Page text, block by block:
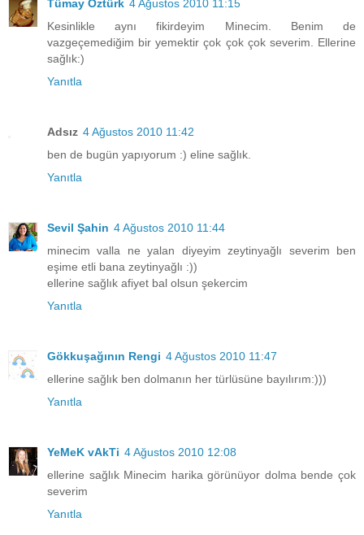
Tümay Öztürk 4 Ağustos 2010 11:15
Kesinlikle aynı fikirdeyim Minecim. Benim de
vazgeçemediğim bir yemektir çok çok çok severim. Ellerine
sağlık:)
Yanıtla
Adsız 4 Ağustos 2010 11:42
ben de bugün yapıyorum :) eline sağlık.
Yanıtla
Sevil Şahin 4 Ağustos 2010 11:44
minecim valla ne yalan diyeyim zeytinyağlı severim ben
eşime etli bana zeytinyağlı :))
ellerine sağlık afiyet bal olsun şekercim
Yanıtla
Gökkuşağının Rengi 4 Ağustos 2010 11:47
ellerine sağlık ben dolmanın her türlüsüne bayılırım:)))
Yanıtla
YeMeK vAkTi 4 Ağustos 2010 12:08
ellerine sağlık Minecim harika görünüyor dolma bende çok
severim
Yanıtla